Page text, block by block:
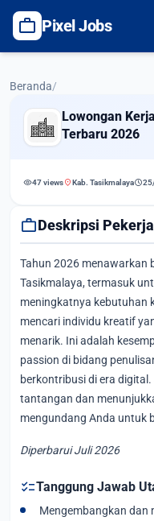
work Pixel Jobs
Beranda/
Lowongan
Terbaru 2026
visibility47 viewslocation_onKab. Tasikmalayaschedule
workDeskripsi
Tahun 2026 menawarkan
Tasikmalaya, termasuk
meningkatnya kebutuhan
mencari individu kreatif
menarik. Ini adalah
passion di bidang
berkontribusi di era
tantangan dan
mengundang Anda untuk
Diperbarui Juli 2026
checklistTanggung Jawab
Mengembangkan dan